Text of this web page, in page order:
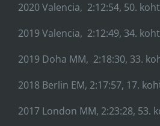
2020 Valencia, 2:12:54, 50.
2019 Valencia, 2:12:49, 34.
2019 Doha MM, 2:18:30, 33.
2018 Berlin EM, 2:17:57, 17.
2017 London MM, 2:23:28, 53.